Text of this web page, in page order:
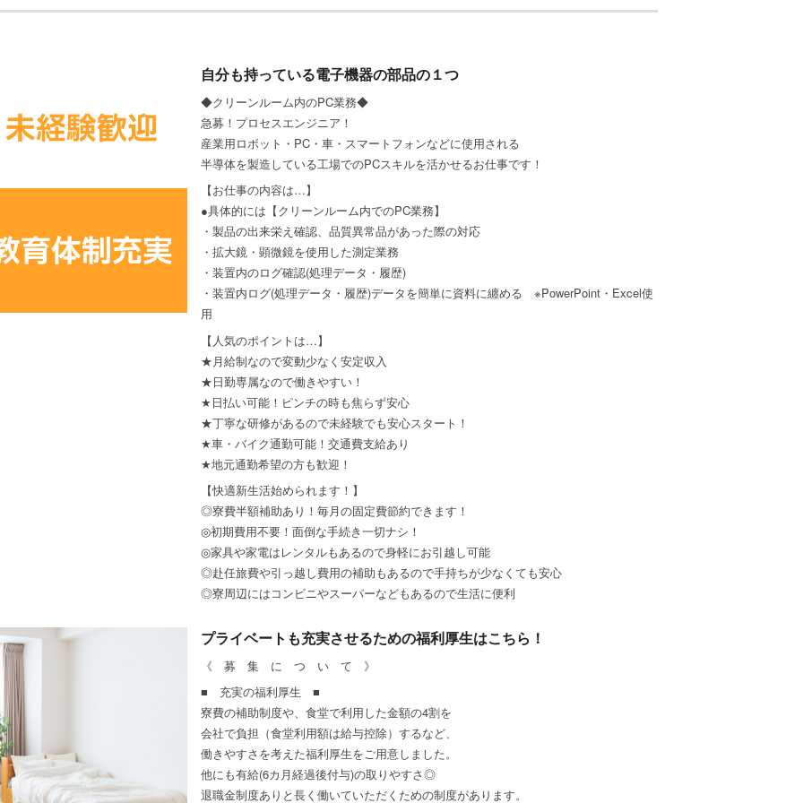
自分も持っている電子機器の部品の１つ
◆クリーンルーム内のPC業務◆
急募！プロセスエンジニア！
産業用ロボット・PC・車・スマートフォンなどに使用される
半導体を製造している工場でのPCスキルを活かせるお仕事です！
【お仕事の内容は…】
●具体的には【クリーンルーム内でのPC業務】
・製品の出来栄え確認、品質異常品があった際の対応
・拡大鏡・顕微鏡を使用した測定業務
・装置内のログ確認(処理データ・履歴)
・装置内ログ(処理データ・履歴)データを簡単に資料に纏める ※PowerPoint・Excel使
用
【人気のポイントは…】
★月給制なので変動少なく安定収入
★日勤専属なので働きやすい！
★日払い可能！ピンチの時も焦らず安心
★丁寧な研修があるので未経験でも安心スタート！
★車・バイク通勤可能！交通費支給あり
★地元通勤希望の方も歓迎！
【快適新生活始められます！】
◎寮費半額補助あり！毎月の固定費節約できます！
◎初期費用不要！面倒な手続き一切ナシ！
◎家具や家電はレンタルもあるので身軽にお引越し可能
◎赴任旅費や引っ越し費用の補助もあるので手持ちが少なくても安心
◎寮周辺にはコンビニやスーパーなどもあるので生活に便利
プライベートも充実させるための福利厚生はこちら！
《 募 集 に つ い て 》
■ 充実の福利厚生 ■
寮費の補助制度や、食堂で利用した金額の4割を
会社で負担（食堂利用額は給与控除）するなど、
働きやすさを考えた福利厚生をご用意しました。
他にも有給(6カ月経過後付与)の取りやすさ◎
退職金制度ありと長く働いていただくための制度があります。